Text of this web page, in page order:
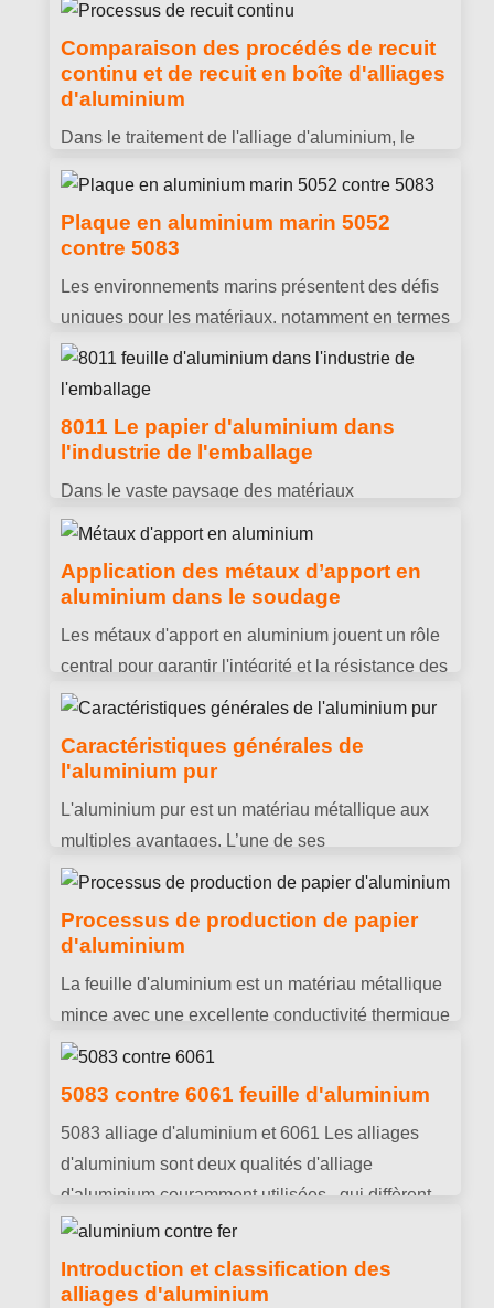
d'utiliser un micro-ondes pour les réchauffer.
Comparaison des procédés de recuit
continu et de recuit en boîte d'alliages
d'aluminium
Dans le traitement de l'alliage d'aluminium, le
processus de recuit est une partie extrêmement
importante, ce qui peut améliorer efficacement les
performances de l'alliage d'aluminium et lui
permettre de mieux répondre à diverses
exigences d'application.
Plaque en aluminium marin 5052
contre 5083
Les environnements marins présentent des défis
uniques pour les matériaux, notamment en termes
de résistance à la corrosion et d’intégrité
structurelle. Les alliages d'aluminium comme
résister à ces conditions difficiles, ce qui en fait
bateaux.
8011 Le papier d'aluminium dans
l'industrie de l'emballage
Dans le vaste paysage des matériaux
d’emballage, 8011 le papier d'aluminium s'est
privilégiés pour un large éventail d'industries.
Application des métaux d’apport en
aluminium dans le soudage
Les métaux d'apport en aluminium jouent un rôle
central pour garantir l'intégrité et la résistance des
soudures.. Cet article fournit un aperçu approfondi
détaillant leur sélection, préparation, techniques
communs, tout en offrant des données de
performances et des comparaisons avec d'autres
matériaux.
Caractéristiques générales de
l'aluminium pur
L'aluminium pur est un matériau métallique aux
multiples avantages. L’une de ses
caractéristiques les plus importantes est sa
g/cm³, ce qui le rend largement utilisé dans
raison de la réduction de poids. Il peut améliorer
efficacement l'efficacité énergétique et réduire la
consommation d'énergie.
Processus de production de papier
d'aluminium
La feuille d'aluminium est un matériau métallique
mince avec une excellente conductivité thermique
et électrique.. Il est largement utilisé dans les
construction, produits électroniques et autres
domaines.
5083 contre 6061 feuille d'aluminium
5083 alliage d'aluminium et 6061 Les alliages
d'aluminium sont deux qualités d'alliage
d'aluminium couramment utilisées., qui diffèrent
par la composition de l'alliage, performances et
utilisation.
Introduction et classification des
alliages d'aluminium